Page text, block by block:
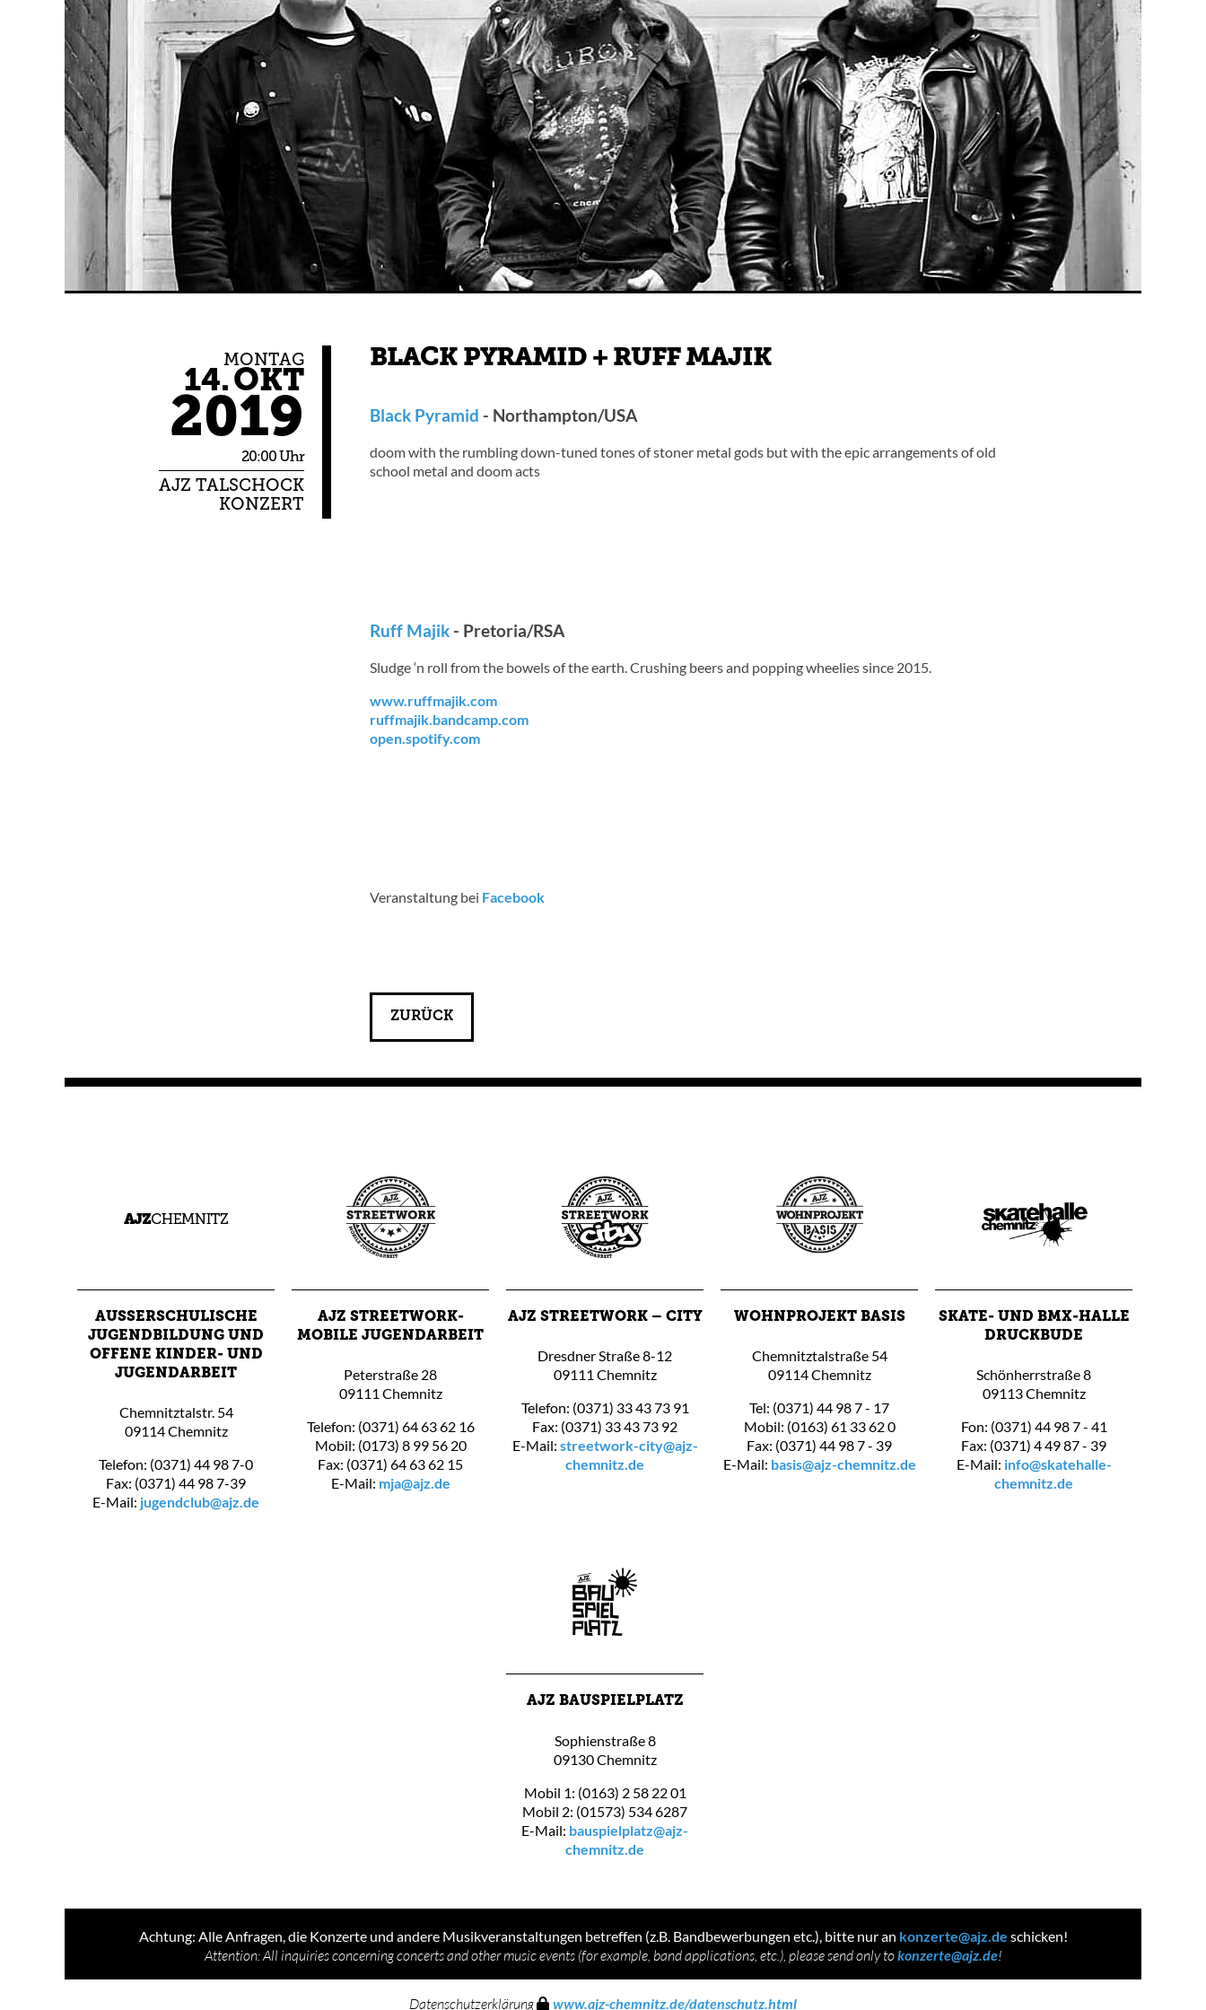
MONTAG
14. OKT
2019
20:00 Uhr
AJZ TALSCHOCK
KONZERT
BLACK PYRAMID + RUFF MAJIK
Black Pyramid - Northampton/USA
doom with the rumbling down-tuned tones of stoner metal gods but with the epic arrangements of old
school metal and doom acts
Ruff Majik - Pretoria/RSA
Sludge ‘n roll from the bowels of the earth. Crushing beers and popping wheelies since 2015.
www.ruffmajik.com
ruffmajik.bandcamp.com
open.spotify.com
Veranstaltung bei Facebook
ZURÜCK
AUSSERSCHULISCHE J
UGENDBILDUNG UND O
FFENE KINDER- UND J
UGENDARBEIT
Chemnitztalstr. 54
09114 Chemnitz
Telefon: (0371) 44 98 7-0
Fax: (0371) 44 98 7-39
E-Mail: jugendclub@ajz.de
AJZ STREETWORK-
MOBILE JUGENDARBEIT
Peterstraße 28
09111 Chemnitz
Telefon: (0371) 64 63 62 16
Mobil: (0173) 8 99 56 20
Fax: (0371) 64 63 62 15
E-Mail: mja@ajz.de
AJZ STREETWORK – CITY
Dresdner Straße 8-12
09111 Chemnitz
Telefon: (0371) 33 43 73 91
Fax: (0371) 33 43 73 92
E-Mail: streetwork-city@ajz-
chemnitz.de
WOHNPROJEKT BASIS
Chemnitztalstraße 54
09114 Chemnitz
Tel: (0371) 44 98 7 - 17
Mobil: (0163) 61 33 62 0
Fax: (0371) 44 98 7 - 39
E-Mail: basis@ajz-chemnitz.de
SKATE- UND BMX-HALLE
DRUCKBUDE
Schönherrstraße 8
09113 Chemnitz
Fon: (0371) 44 98 7 - 41
Fax: (0371) 4 49 87 - 39
E-Mail: info@skatehalle-
chemnitz.de
AJZ BAUSPIELPLATZ
Sophienstraße 8
09130 Chemnitz
Mobil 1: (0163) 2 58 22 01
Mobil 2: (01573) 534 6287
E-Mail: bauspielplatz@ajz-
chemnitz.de
Achtung: Alle Anfragen, die Konzerte und andere Musikveranstaltungen betreffen (z.B. Bandbewerbungen etc.), bitte nur an konzerte@ajz.de schicken!
Attention: All inquiries concerning concerts and other music events (for example, band applications, etc.), please send only tokonzerte@ajz.de!
Datenschutzerklärung www.ajz-chemnitz.de/datenschutz.html